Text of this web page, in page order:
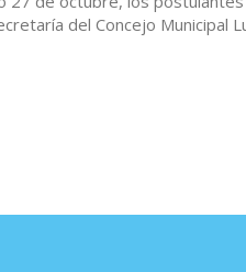
del Concejo Municipal